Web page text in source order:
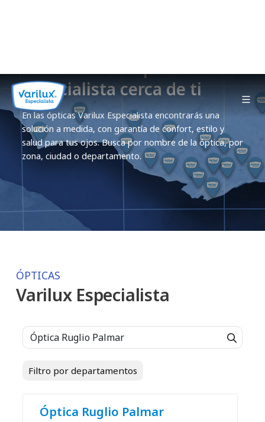
Especialista cerca de ti
En las ópticas Varilux Especialista encontrarás una
solución a medida, con garantía de confort, estilo y
salud para tus ojos. Busca por nombre de la óptica, por
zona, ciudad o departamento.
ÓPTICAS
Varilux Especialista
Filtro por departamentos
Óptica Ruglio Palmar